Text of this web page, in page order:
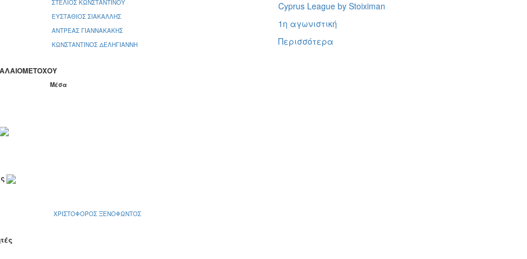
ΣΤΕΛΙΟΣ ΚΩΝΣΤΑΝΤΙΝΟΥ
ΕΥΣΤΑΘΙΟΣ ΣΙΑΚΑΛΛΗΣ
ΑΝΤΡΕΑΣ ΓΙΑΝΝΑΚΑΚΗΣ
ΚΩΝΣΤΑΝΤΙΝΟΣ ΔΕΛΗΓΙΑΝΝΗ
Μέσα
ΧΡΙΣΤΟΦΟΡΟΣ ΞΕΝΟΦΩΝΤΟΣ
Cyprus League by Stoiximan
1η αγωνιστική
Περισσότερα